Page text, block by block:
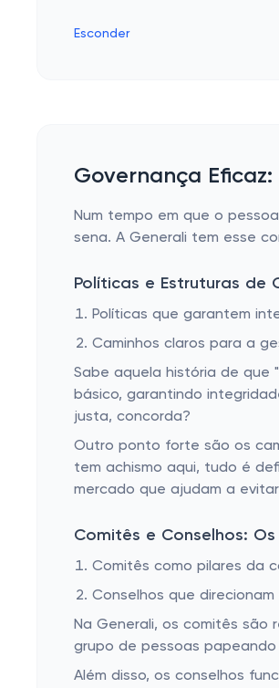
Esconder
Governança
Num tempo em que o
sena. A Generali tem esse
Políticas e Estruturas de
Políticas que garantem
Caminhos claros para a
Sabe aquela história de que
básico, garantindo
justa, concorda?
Outro ponto forte são os
tem achismo aqui, tudo é
mercado que ajudam a
Comitês e Conselhos:
Comitês como pilares da
Conselhos que
Na Generali, os comitês são
grupo de pessoas
Além disso, os conselhos